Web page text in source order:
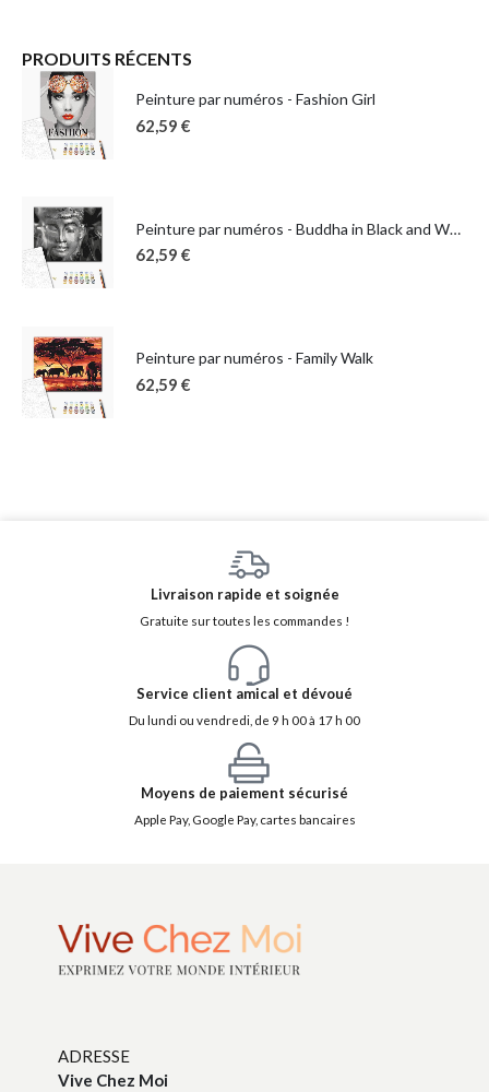
PRODUITS RÉCENTS
Peinture par numéros - Fashion Girl
62,59 €
Peinture par numéros - Buddha in Black and White
62,59 €
Peinture par numéros - Family Walk
62,59 €
Livraison rapide et soignée
Gratuite sur toutes les commandes !
Service client amical et dévoué
Du lundi ou vendredi, de 9 h 00 à 17 h 00
Moyens de paiement sécurisé
Apple Pay, Google Pay, cartes bancaires
ADRESSE
Vive Chez Moi